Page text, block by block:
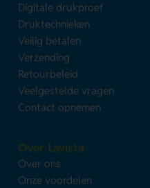
Digitale drukproef
Druktechnieken
Veilig betalen
Verzending
Retourbeleid
Veelgestelde vragen
Contact opnemen
Over Lavista
Over ons
Onze voordelen